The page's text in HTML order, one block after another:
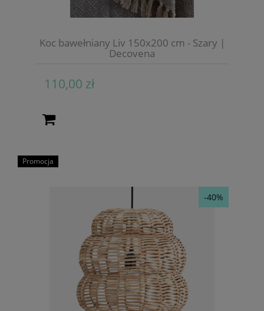
Koc bawełniany Liv 150x200 cm - Szary |
Decovena
110,00 zł
-40%
Promocja